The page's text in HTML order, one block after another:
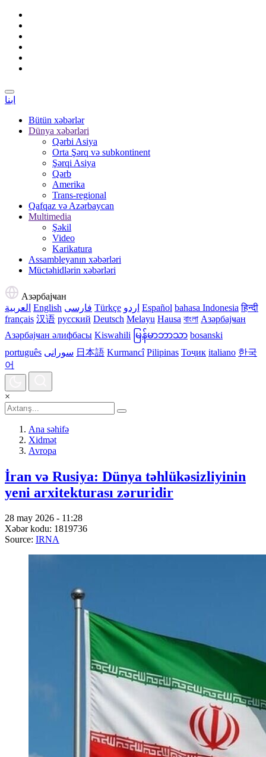
ابنا
Bütün xəbərlər
Dünya xəbərləri
Qərbi Asiya
Orta Şərq və subkontinent
Şərqi Asiya
Qərb
Amerika
Trans-regional
Qafqaz və Azərbaycan
Multimedia
Şəkil
Video
Karikatura
Assambleyanın xəbərləri
Müctəhidlərin xəbərləri
Азәрбајҹан
العربية English فارسی Türkçe اردو Español bahasa Indonesia हिन्दी
français 汉语 русский Deutsch Melayu Hausa বাংলা Азәрбајҹан
Азәрбајҹан әлифбасы Kiswahili မြန်မာဘာသာ bosanski
português سورانی 日本語 Kurmancî Pilipinas Тоҷик italiano 한국
어
×
Ana səhifə
Xidmət
Avropa
İran və Rusiya: Dünya təhlükəsizliyinin
yeni arxitekturası zəruridir
28 may 2026 - 11:28
Xəbər kodu: 1819736
Source: IRNA